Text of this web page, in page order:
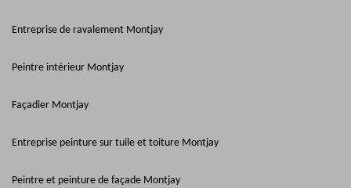
Entreprise de ravalement Montjay
Peintre intérieur Montjay
Façadier Montjay
Entreprise peinture sur tuile et toiture Montjay
Peintre et peinture de façade Montjay